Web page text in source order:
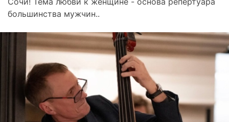
большинства мужчин..